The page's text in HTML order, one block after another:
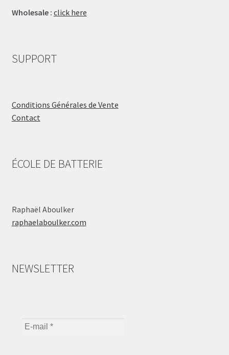
Wholesale : click here
SUPPORT
Conditions Générales de Vente
Contact
ÉCOLE DE BATTERIE
Raphaël Aboulker
raphaelaboulker.com
NEWSLETTER